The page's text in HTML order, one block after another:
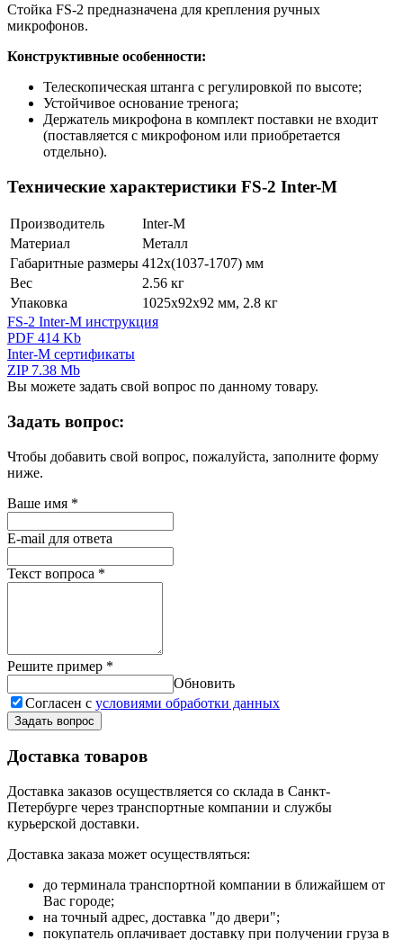
Стойка FS-2 предназначена для крепления ручных
микрофонов.
Конструктивные особенности:
Телескопическая штанга с регулировкой по высоте;
Устойчивое основание тренога;
Держатель микрофона в комплект поставки не входит
(поставляется с микрофоном или приобретается
отдельно).
Технические характеристики FS-2 Inter-M
Производитель
Inter-M
Материал
Металл
Габаритные размеры 412х(1037-1707) мм
Вес
2.56 кг
Упаковка
1025х92х92 мм, 2.8 кг
FS-2 Inter-M инструкция
PDF 414 Kb
Inter-M сертификаты
ZIP 7.38 Mb
Вы можете задать свой вопрос по данному товару.
Задать вопрос:
Чтобы добавить свой вопрос, пожалуйста, заполните форму
ниже.
Ваше имя *
E-mail для ответа
Текст вопроса *
Решите пример *
Обновить
Согласен с условиями обработки данных
Задать вопрос
Доставка товаров
Доставка заказов осуществляется со склада в Санкт-
Петербурге через транспортные компании и службы
курьерской доставки.
Доставка заказа может осуществляться:
до терминала транспортной компании в ближайшем от
Вас городе;
на точный адрес, доставка "до двери";
покупатель оплачивает доставку при получении груза в